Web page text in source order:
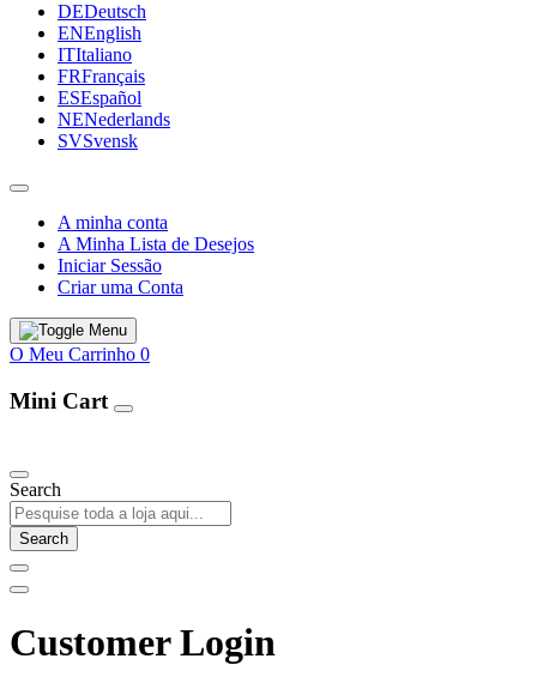
DEDeutsch
ENEnglish
ITItaliano
FRFrançais
ESEspañol
NENederlands
SVSvensk
A minha conta
A Minha Lista de Desejos
Iniciar Sessão
Criar uma Conta
O Meu Carrinho 0
Mini Cart
Search
Search
Customer Login